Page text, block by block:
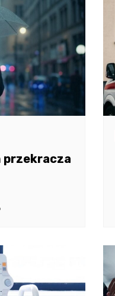
przekracza